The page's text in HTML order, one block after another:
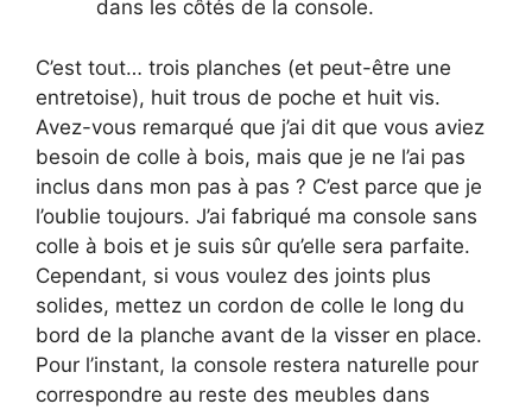
dans les côtés de la console.
C’est tout… trois planches (et peut-être une
entretoise), huit trous de poche et huit vis.
Avez-vous remarqué que j’ai dit que vous aviez
besoin de colle à bois, mais que je ne l’ai pas
inclus dans mon pas à pas ? C’est parce que je
l’oublie toujours. J’ai fabriqué ma console sans
colle à bois et je suis sûr qu’elle sera parfaite.
Cependant, si vous voulez des joints plus
solides, mettez un cordon de colle le long du
bord de la planche avant de la visser en place.
Pour l’instant, la console restera naturelle pour
correspondre au reste des meubles dans